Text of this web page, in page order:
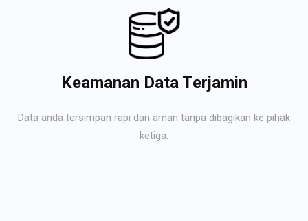
Keamanan Data Terjamin
Data anda tersimpan rapi dan aman tanpa dibagikan ke pihak
ketiga.